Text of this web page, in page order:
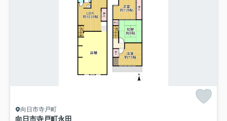
向日市寺戸町
向日市寺戸町永田